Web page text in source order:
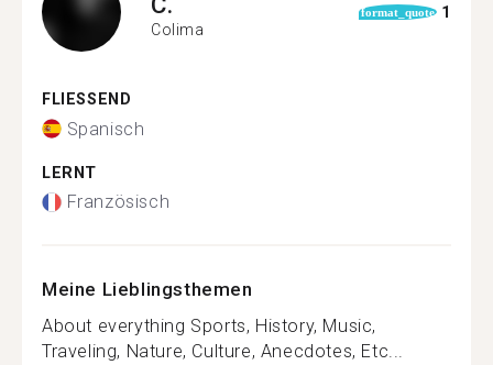
Colima
format_quote 1
FLIESSEND
Spanisch
LERNT
Französisch
Meine Lieblingsthemen
About everything Sports, History, Music,
Traveling, Nature, Culture, Anecdotes, Etc...